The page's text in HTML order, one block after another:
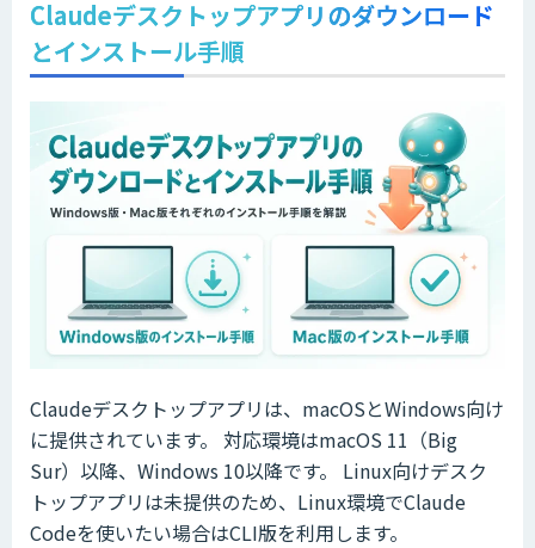
Claudeデスクトップアプリのダウンロード
とインストール手順
Claudeデスクトップアプリは、macOSとWindows向け
に提供されています。 対応環境はmacOS 11（Big
Sur）以降、Windows 10以降です。 Linux向けデスク
トップアプリは未提供のため、Linux環境でClaude
Codeを使いたい場合はCLI版を利用します。